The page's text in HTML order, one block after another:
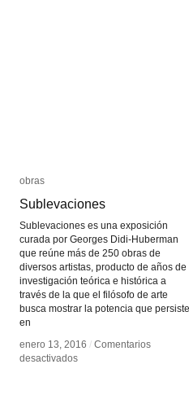
obras
Sublevaciones
Sublevaciones es una exposición
curada por Georges Didi-Huberman
que reúne más de 250 obras de
diversos artistas, producto de años de
investigación teórica e histórica a
través de la que el filósofo de arte
busca mostrar la potencia que persiste
en
enero 13, 2016 / Comentarios
desactivadosen
obras
Sublevaciones
enero 13, 2016 / Comentarios
desactivadosen